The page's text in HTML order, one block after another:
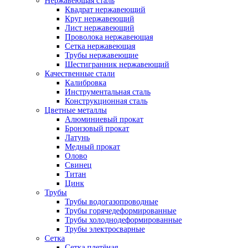
Квадрат нержавеющий
Круг нержавеющий
Лист нержавеющий
Проволока нержавеющая
Сетка нержавеющая
Трубы нержавеющие
Шестигранник нержавеющий
Качественные стали
Калибровка
Инструментальная сталь
Конструкционная сталь
Цветные металлы
Алюминиевый прокат
Бронзовый прокат
Латунь
Медный прокат
Олово
Свинец
Титан
Цинк
Трубы
Трубы водогазопроводные
Трубы горячедеформированные
Трубы холоднодеформированные
Трубы электросварные
Сетка